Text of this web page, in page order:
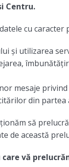
Centru.
cu
și utilizarea
mesaje
din
să
de această
vă